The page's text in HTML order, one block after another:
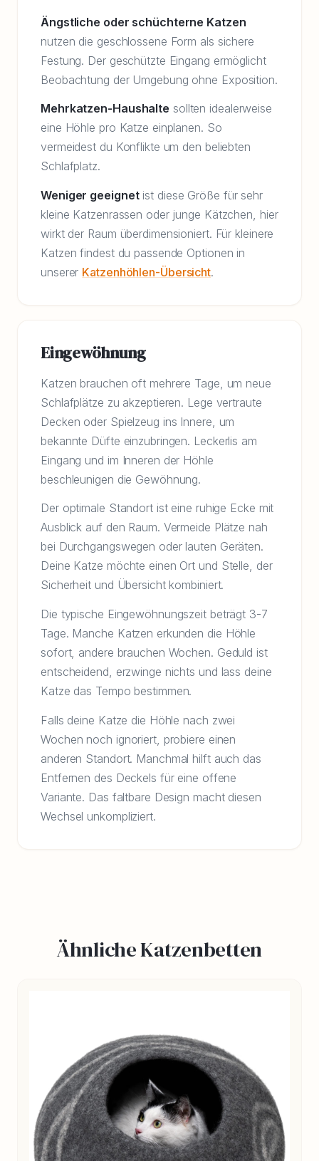
Ängstliche oder schüchterne Katzen
nutzen die geschlossene Form als sichere
Festung. Der geschützte Eingang ermöglicht
Beobachtung der Umgebung ohne Exposition.
Mehrkatzen-Haushalte sollten idealerweise
eine Höhle pro Katze einplanen. So
vermeidest du Konflikte um den beliebten
Schlafplatz.
Weniger geeignetist diese Größe für sehr
kleine Katzenrassen oder junge Kätzchen, hier
wirkt der Raum überdimensioniert. Für kleinere
Katzen findest du passende Optionen in
unserer Katzenhöhlen-Übersicht.
Eingewöhnung
Katzen brauchen oft mehrere Tage, um neue
Schlafplätze zu akzeptieren. Lege vertraute
Decken oder Spielzeug ins Innere, um
bekannte Düfte einzubringen. Leckerlis am
Eingang und im Inneren der Höhle
beschleunigen die Gewöhnung.
Der optimale Standort ist eine ruhige Ecke mit
Ausblick auf den Raum. Vermeide Plätze nah
bei Durchgangswegen oder lauten Geräten.
Deine Katze möchte einen Ort und Stelle, der
Sicherheit und Übersicht kombiniert.
Die typische Eingewöhnungszeit beträgt 3-7
Tage. Manche Katzen erkunden die Höhle
sofort, andere brauchen Wochen. Geduld ist
entscheidend, erzwinge nichts und lass deine
Katze das Tempo bestimmen.
Falls deine Katze die Höhle nach zwei
Wochen noch ignoriert, probiere einen
anderen Standort. Manchmal hilft auch das
Entfernen des Deckels für eine offene
Variante. Das faltbare Design macht diesen
Wechsel unkompliziert.
Ähnliche Katzenbetten